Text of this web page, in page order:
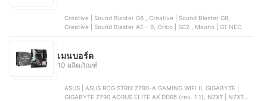
Creative | Sound Blaster G6 , Creative | Sound Blaster G8,
Creative | Sound Blaster AE - 9, Orico | SC2 , Maono | G1 NEO
เมนบอร์ด
10 ผลิตภัณฑ์
ASUS | ASUS ROG STRIX Z790-A GAMING WIFI II, GIGABYTE |
GIGABYTE Z790 AORUS ELITE AX DDR5 (rev. 1.1), NZXT | NZXT